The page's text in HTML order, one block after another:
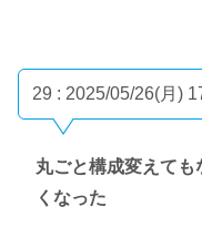
29 : 2025/05/26(月)
丸ごと構成変えて
くなった